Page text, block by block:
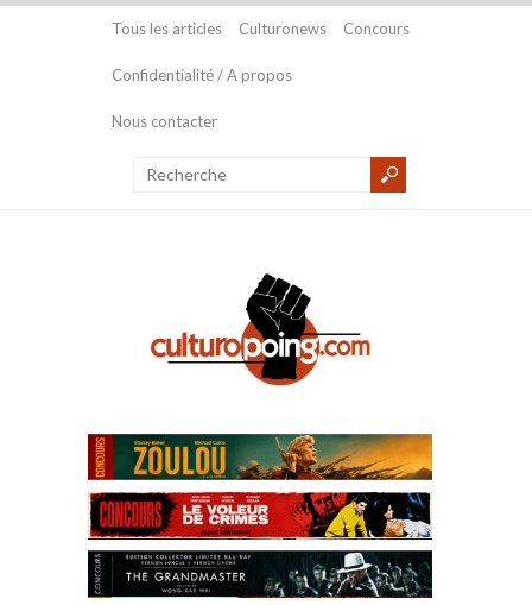
Tous les articles Culturonews Concours
Confidentialité / A propos
Nous contacter